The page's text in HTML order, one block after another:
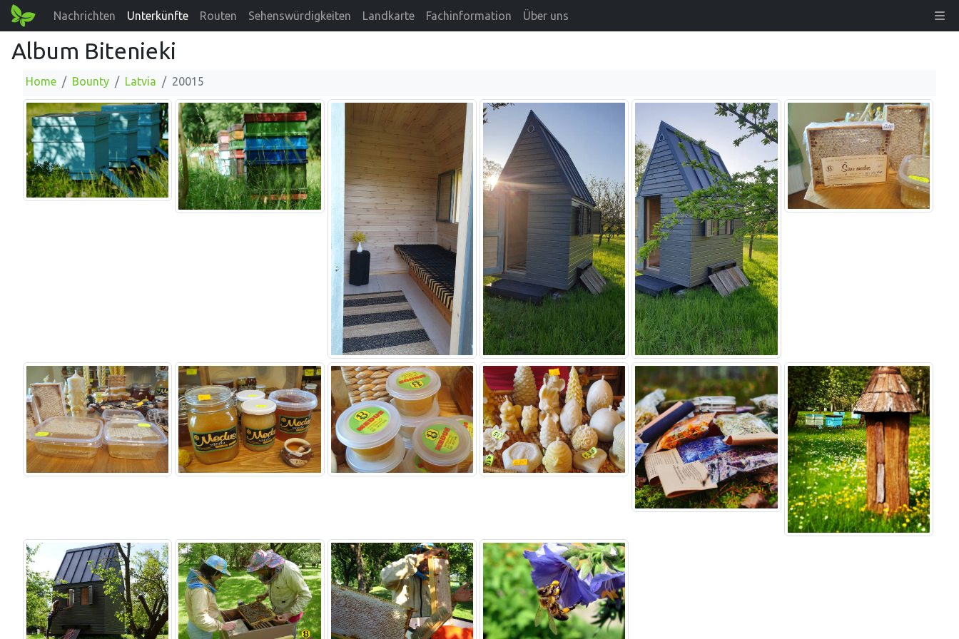
Nachrichten Unterkünfte Routen Sehenswürdigkeiten Landkarte Fachinformation Über uns
Album Bitenieki
Home Bounty Latvia 20015